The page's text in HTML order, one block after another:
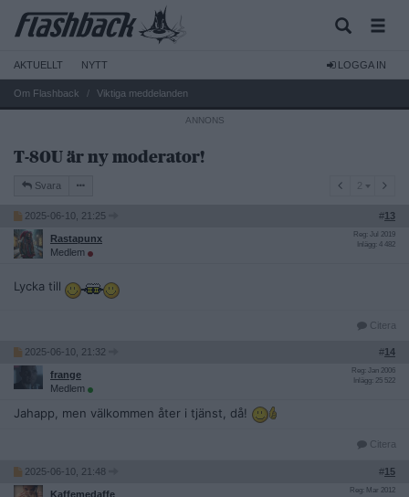
AKTUELLT NYTT LOGGA IN
Om Flashback Viktiga meddelanden
T-80U är ny moderator!
Svara
2025-06-10, 21:25 #13
Rastapunx
Medlem
Reg: Jul 2019
Inlägg: 4 482
Lycka till
Citera
2025-06-10, 21:32 #14
frange
Medlem
Reg: Jan 2006
Inlägg: 25 522
Jahapp, men välkommen åter i tjänst, då!
Citera
2025-06-10, 21:48 #15
Kaffemedaffe
Reg: Mar 2012